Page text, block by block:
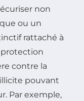
non
ou un
rattaché à
contre la
pouvant
Par exemple,